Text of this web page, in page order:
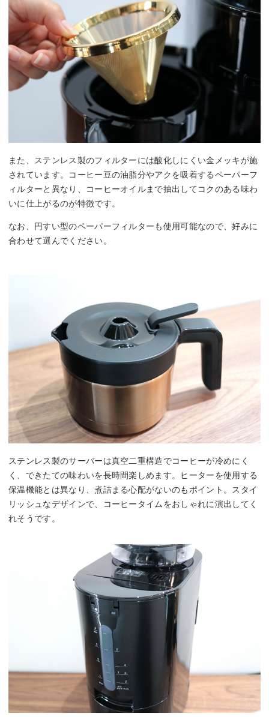
また、ステンレス製のフィルターには酸化しにくい金メッキが施
されています。コーヒー豆の油脂分やアクを吸着するペーパーフ
ィルターと異なり、コーヒーオイルまで抽出してコクのある味わ
いに仕上がるのが特徴です。
なお、円すい型のペーパーフィルターも使用可能なので、好みに
合わせて選んでください。
ステンレス製のサーバーは真空二重構造でコーヒーが冷めにく
く、できたての味わいを長時間楽しめます。ヒーターを使用する
保温機能とは異なり、煮詰まる心配がないのもポイント。スタイ
リッシュなデザインで、コーヒータイムをおしゃれに演出してく
れそうです。